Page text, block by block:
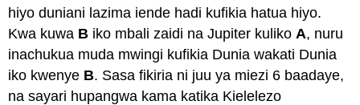
hiyo duniani lazima iende hadi kufikia hatua hiyo.
Kwa kuwa B iko mbali zaidi na Jupiter kuliko A, nuru
inachukua muda mwingi kufikia Dunia wakati Dunia
iko kwenye B. Sasa fikiria ni juu ya miezi 6 baadaye,
na sayari hupangwa kama katika Kielelezo